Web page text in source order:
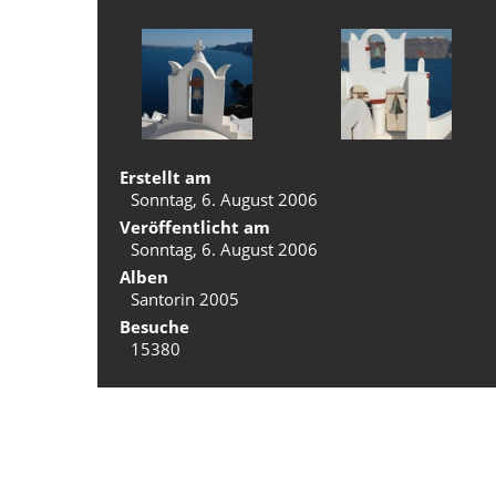
Erstellt am
Sonntag, 6. August 2006
Veröffentlicht am
Sonntag, 6. August 2006
Alben
Santorin 2005
Besuche
15380